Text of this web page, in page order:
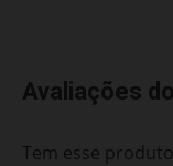
Avaliações
Tem esse